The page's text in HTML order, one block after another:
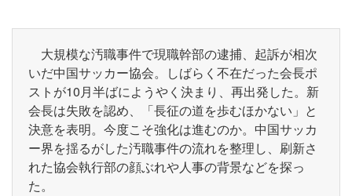
大規模な汚職事件で現職幹部の逮捕、起訴が相次
いだ中国サッカー協会。しばらく不在だった会長ポ
ストが10月半ばにようやく決まり、再出発した。新
会長は失敗を認め、「長征の道を歩むほかない」と
決意を表明。今度こそ強化は進むのか。中国サッカ
ー界を揺るがした汚職事件の流れを整理し、刷新さ
れた協会執行部の顔ぶれや人事の背景などを探っ
た。